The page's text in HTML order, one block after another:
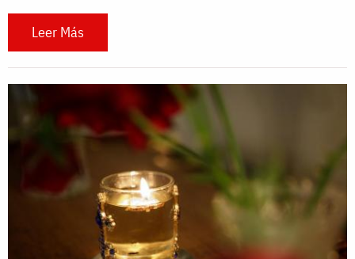
Leer Más